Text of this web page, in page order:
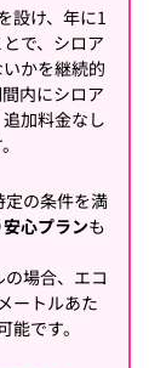
設け、年に1
で、シロア
かを継続的
内にシロア
加料金なし
定の条件を満
心プランも
場合、エコ
ートルあた
です。